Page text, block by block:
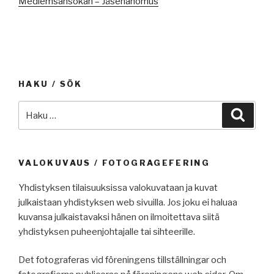
HAKU / SÖK
VALOKUVAUS / FOTOGRAGEFERING
Yhdistyksen tilaisuuksissa valokuvataan ja kuvat
julkaistaan yhdistyksen web sivuilla. Jos joku ei haluaa
kuvansa julkaistavaksi hänen on ilmoitettava siitä
yhdistyksen puheenjohtajalle tai sihteerille.
Det fotograferas vid föreningens tillställningar och